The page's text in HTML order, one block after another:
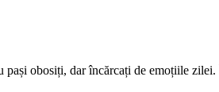
obosiți, dar încărcați de emoțiile